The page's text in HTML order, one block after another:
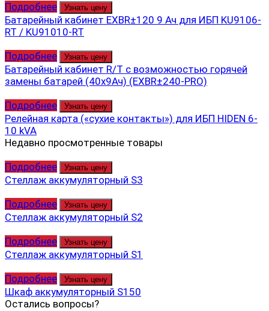
Подробнее
Узнать цену
Батарейный кабинет EXBR±120 9 Ач для ИБП KU9106-
RT / KU91010-RT
Подробнее
Узнать цену
Батарейный кабинет R/T c возможностью горячей
замены батарей (40х9Ач) (EXBR±240-PRO)
Подробнее
Узнать цену
Релейная карта («сухие контакты») для ИБП HIDEN 6-
10 kVA
Недавно просмотренные товары
Подробнее
Узнать цену
Стеллаж аккумуляторный S3
Подробнее
Узнать цену
Стеллаж аккумуляторный S2
Подробнее
Узнать цену
Стеллаж аккумуляторный S1
Подробнее
Узнать цену
Шкаф аккумуляторный S150
Остались вопросы?